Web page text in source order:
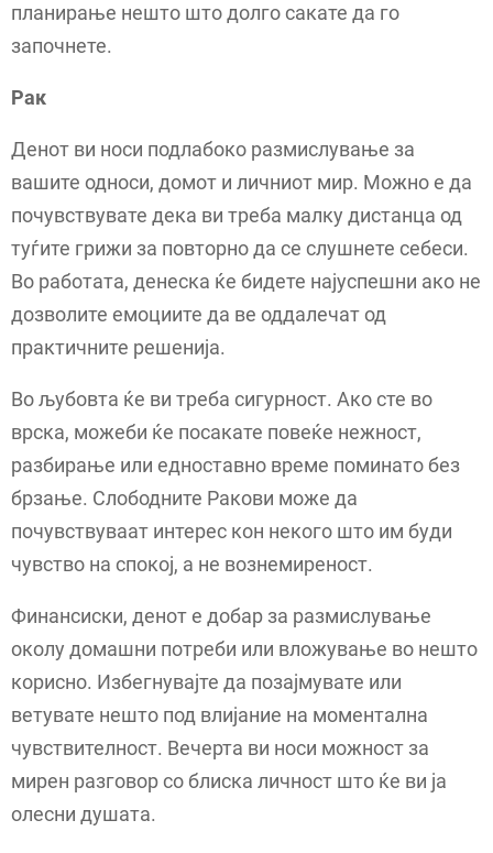
планирање нешто што долго сакате да го
започнете.
Рак
Денот ви носи подлабоко размислување за
вашите односи, домот и личниот мир. Можно е да
почувствувате дека ви треба малку дистанца од
туѓите грижи за повторно да се слушнете себеси.
Во работата, денеска ќе бидете најуспешни ако не
дозволите емоциите да ве оддалечат од
практичните решенија.
Во љубовта ќе ви треба сигурност. Ако сте во
врска, можеби ќе посакате повеќе нежност,
разбирање или едноставно време поминато без
брзање. Слободните Ракови може да
почувствуваат интерес кон некого што им буди
чувство на спокој, а не вознемиреност.
Финансиски, денот е добар за размислување
околу домашни потреби или вложување во нешто
корисно. Избегнувајте да позајмувате или
ветувате нешто под влијание на моментална
чувствителност. Вечерта ви носи можност за
мирен разговор со блиска личност што ќе ви ја
олесни душата.